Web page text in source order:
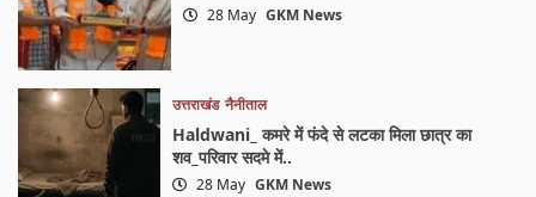
28 May GKM News
उत्तराखंड नैनीताल
Haldwani_ कमरे में फंदे से लटका मिला छात्र का
शव_परिवार सदमे में..
28 May GKM News